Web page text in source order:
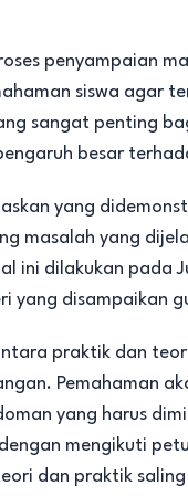
penyampaian
siswa agar
sangat penting
besar
yang
masalah yang
ini dilakukan pada
yang disampaikan
praktik dan
Pemahaman
yang harus
mengikuti
dan praktik